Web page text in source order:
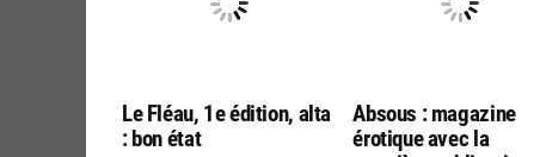
Le Fléau, 1e édition, alta
: bon état
Absous : magazine
érotique avec la